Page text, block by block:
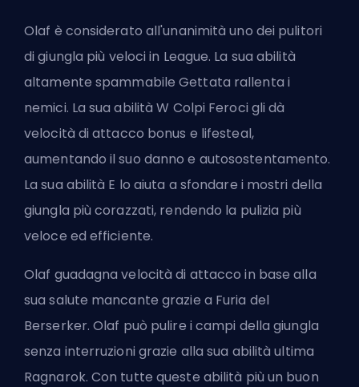
Olaf è considerato all'unanimità uno dei pulitori
di giungla più veloci in League. La sua abilità
altamente spammabile Gettata rallenta i
nemici. La sua abilità W Colpi Feroci gli dà
velocità di attacco bonus e lifesteal,
aumentando il suo danno e autosostentamento.
La sua abilità E lo aiuta a sfondare i mostri della
giungla più corazzati, rendendo la pulizia più
veloce ed efficiente.
Olaf guadagna velocità di attacco in base alla
sua salute mancante grazie a Furia del
Berserker. Olaf può pulire i campi della giungla
senza interruzioni grazie alla sua abilità ultima
Ragnarok. Con tutte queste abilità più un buon